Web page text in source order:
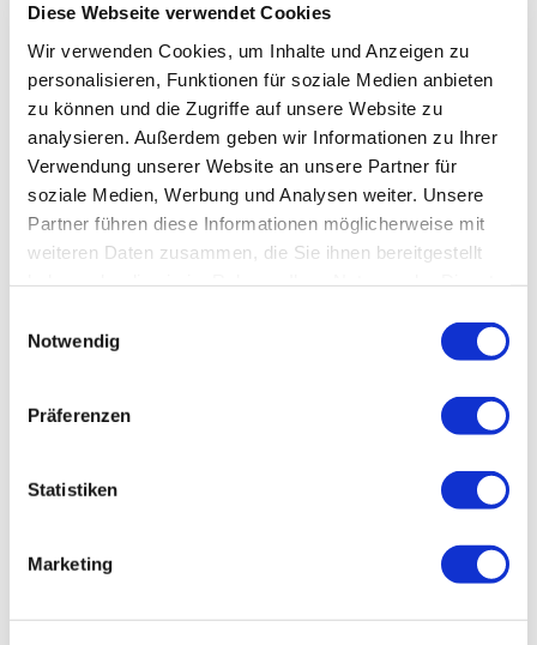
Diese Webseite verwendet Cookies
Wir verwenden Cookies, um Inhalte und Anzeigen zu
personalisieren, Funktionen für soziale Medien anbieten
zu können und die Zugriffe auf unsere Website zu
analysieren. Außerdem geben wir Informationen zu Ihrer
Verwendung unserer Website an unsere Partner für
soziale Medien, Werbung und Analysen weiter. Unsere
Partner führen diese Informationen möglicherweise mit
weiteren Daten zusammen, die Sie ihnen bereitgestellt
Notwendig
Präferenzen
Statistiken
Marketing